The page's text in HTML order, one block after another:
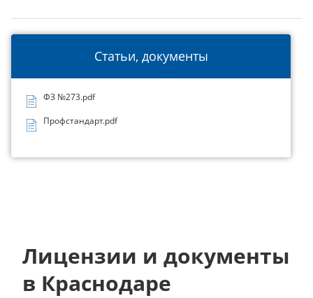
Статьи, документы
ФЗ №273.pdf
Профстандарт.pdf
Лицензии и документы
в Краснодаре